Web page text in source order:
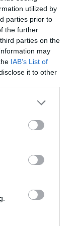
utilized by
parties prior to
the further
parties on the
may
IAB’s List of
it to other
à son